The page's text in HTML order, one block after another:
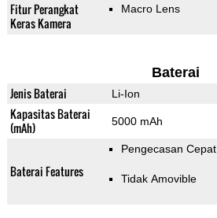
Fitur Perangkat
Keras Kamera
Macro Lens
Baterai
Jenis Baterai Li-Ion
Kapasitas Baterai
(mAh)
5000 mAh
Baterai Features
Pengecasan Cepat
Tidak Amovible